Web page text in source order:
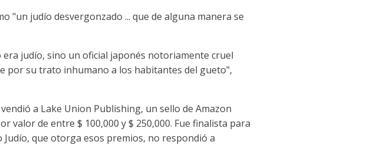
"un judío desvergonzado ... que de alguna manera se
judío, sino un oficial japonés notoriamente cruel
por su trato inhumano a los habitantes del gueto",
a Lake Union Publishing, un sello de Amazon
valor de entre $ 100,000 y $ 250,000. Fue finalista para
Judío, que otorga esos premios, no respondió a